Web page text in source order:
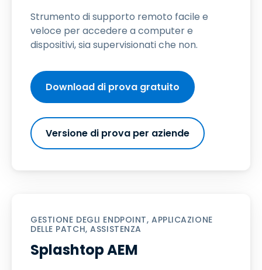
Strumento di supporto remoto facile e
veloce per accedere a computer e
dispositivi, sia supervisionati che non.
Download di prova gratuito
Versione di prova per aziende
GESTIONE DEGLI ENDPOINT, APPLICAZIONE
DELLE PATCH, ASSISTENZA
Splashtop AEM